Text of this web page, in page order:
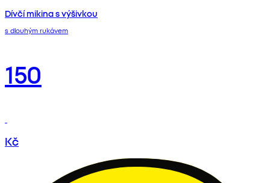
Dívčí mikina s výšivkou
s dlouhým rukávem
150
Kč